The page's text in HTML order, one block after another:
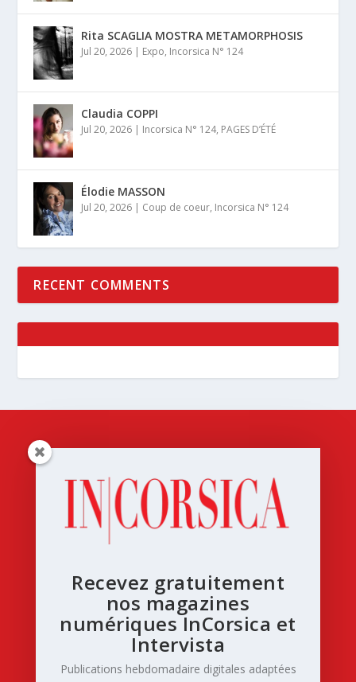
Rita SCAGLIA MOSTRA METAMORPHOSIS
Jul 20, 2026 | Expo, Incorsica N° 124
Claudia COPPI
Jul 20, 2026 | Incorsica N° 124, PAGES D’ÉTÉ
Élodie MASSON
Jul 20, 2026 | Coup de coeur, Incorsica N° 124
RECENT COMMENTS
Recevez gratuitement
nos magazines
numériques InCorsica et
Intervista
Publications hebdomadaire digitales adaptées